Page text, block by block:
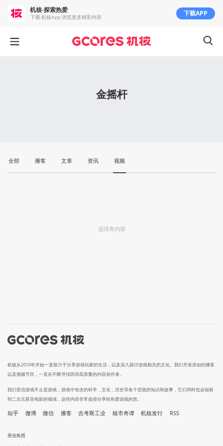
金摇杆
全部 播客 文章 资讯 视频
还没有内容
机核从2010年开始一直致力于分享游戏玩家的生活，以及深入探讨游戏相关的文化。我们开发原创的播客
以及视频节目，一直在不断寻找民间高质量的内容创作者。
我们坚信游戏不止是游戏，游戏中包含的科学，文化，历史等各个层面的知识和故事，它们同时也会辐射
到二次元甚至电影的领域，这些内容非常值得分享给热爱游戏的您。
知乎 微博 微信 播客 吉考斯工业 核市奇谭 机核发行 RSS
营业执照
机核-探索热爱
下载 机核App 浏览更多精彩内容 下载APP